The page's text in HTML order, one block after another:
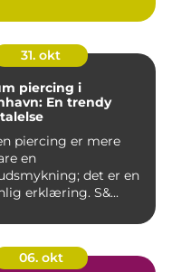
31. okt
piercing i
En trendy
piercing er mere
en
det er en
erklæring. S&...
06. okt